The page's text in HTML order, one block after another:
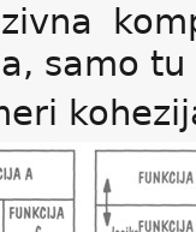
samo